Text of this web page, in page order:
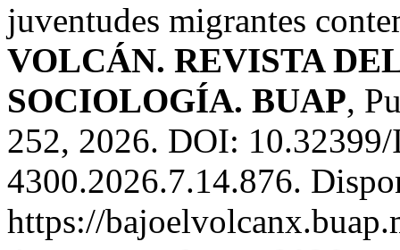
juventudes migrantes
VOLCÁN. REVISTA
SOCIOLOGÍA. BUAP,
252, 2026. DOI:
4300.2026.7.14.876.
https://